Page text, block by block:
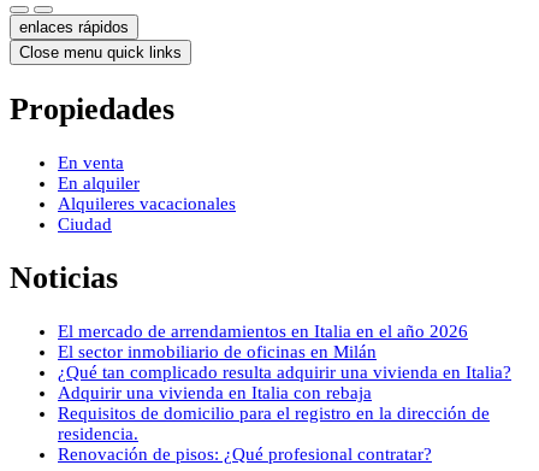
enlaces rápidos
Close menu quick links
Propiedades
En venta
En alquiler
Alquileres vacacionales
Ciudad
Noticias
El mercado de arrendamientos en Italia en el año 2026
El sector inmobiliario de oficinas en Milán
¿Qué tan complicado resulta adquirir una vivienda en Italia?
Adquirir una vivienda en Italia con rebaja
Requisitos de domicilio para el registro en la dirección de
residencia.
Renovación de pisos: ¿Qué profesional contratar?